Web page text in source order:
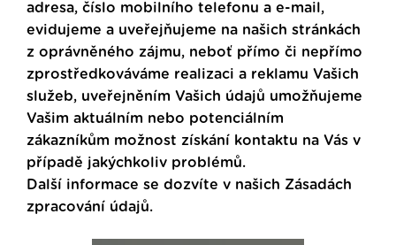
adresa, číslo mobilního telefonu a e-mail,
evidujeme a uveřejňujeme na našich stránkách
z oprávněného zájmu, neboť přímo či nepřímo
zprostředkováváme realizaci a reklamu Vašich
služeb, uveřejněním Vašich údajů umožňujeme
Vašim aktuálním nebo potenciálním
zákazníkům možnost získání kontaktu na Vás v
případě jakýchkoliv problémů.
Další informace se dozvíte v našich Zásadách
zpracování údajů.